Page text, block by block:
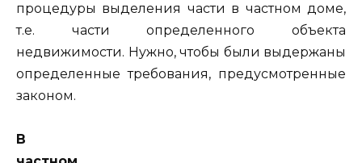
процедуры выделения части в частном доме,
т.е. части определенного объекта
недвижимости. Нужно, чтобы были выдержаны
определенные требования, предусмотренные
законом.
В